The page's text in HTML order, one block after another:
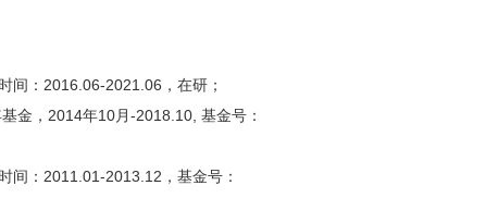
间：2016.06-2021.06，在研；
金，2014年10月-2018.10, 基金号：
：2011.01-2013.12，基金号：